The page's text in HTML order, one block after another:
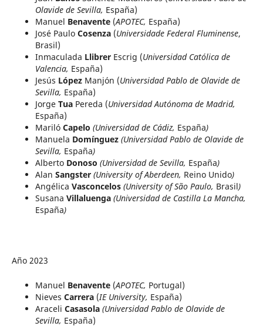
Olavide de Sevilla, España)
Manuel Benavente(APOTEC, España)
José Paulo Cosenza(Universidade Federal Fluminense,
Brasil)
Inmaculada Llibrer Escrig (Universidad Católica de
Valencia, España)
Jesús López Manjón (Universidad Pablo de Olavide de
Sevilla, España)
Jorge TuaPereda (Universidad Autónoma de Madrid,
España)
Mariló Capelo (Universidad de Cádiz, España)
Manuela Domínguez (Universidad Pablo de Olavide de
Sevilla, España)
Alberto Donoso (Universidad de Sevilla, España)
Alan Sangster (University of Aberdeen, Reino Unido)
Angélica Vasconcelos (University of São Paulo, Brasil)
Susana Villaluenga (Universidad de Castilla La Mancha,
España)
Año 2023
Manuel Benavente (APOTEC, Portugal)
Nieves Carrera (IE University, España)
Araceli Casasola (Universidad Pablo de Olavide de
Sevilla, España)